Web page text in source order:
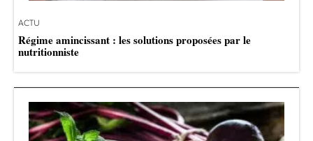
ACTU
Régime amincissant : les solutions proposées par le
nutritionniste